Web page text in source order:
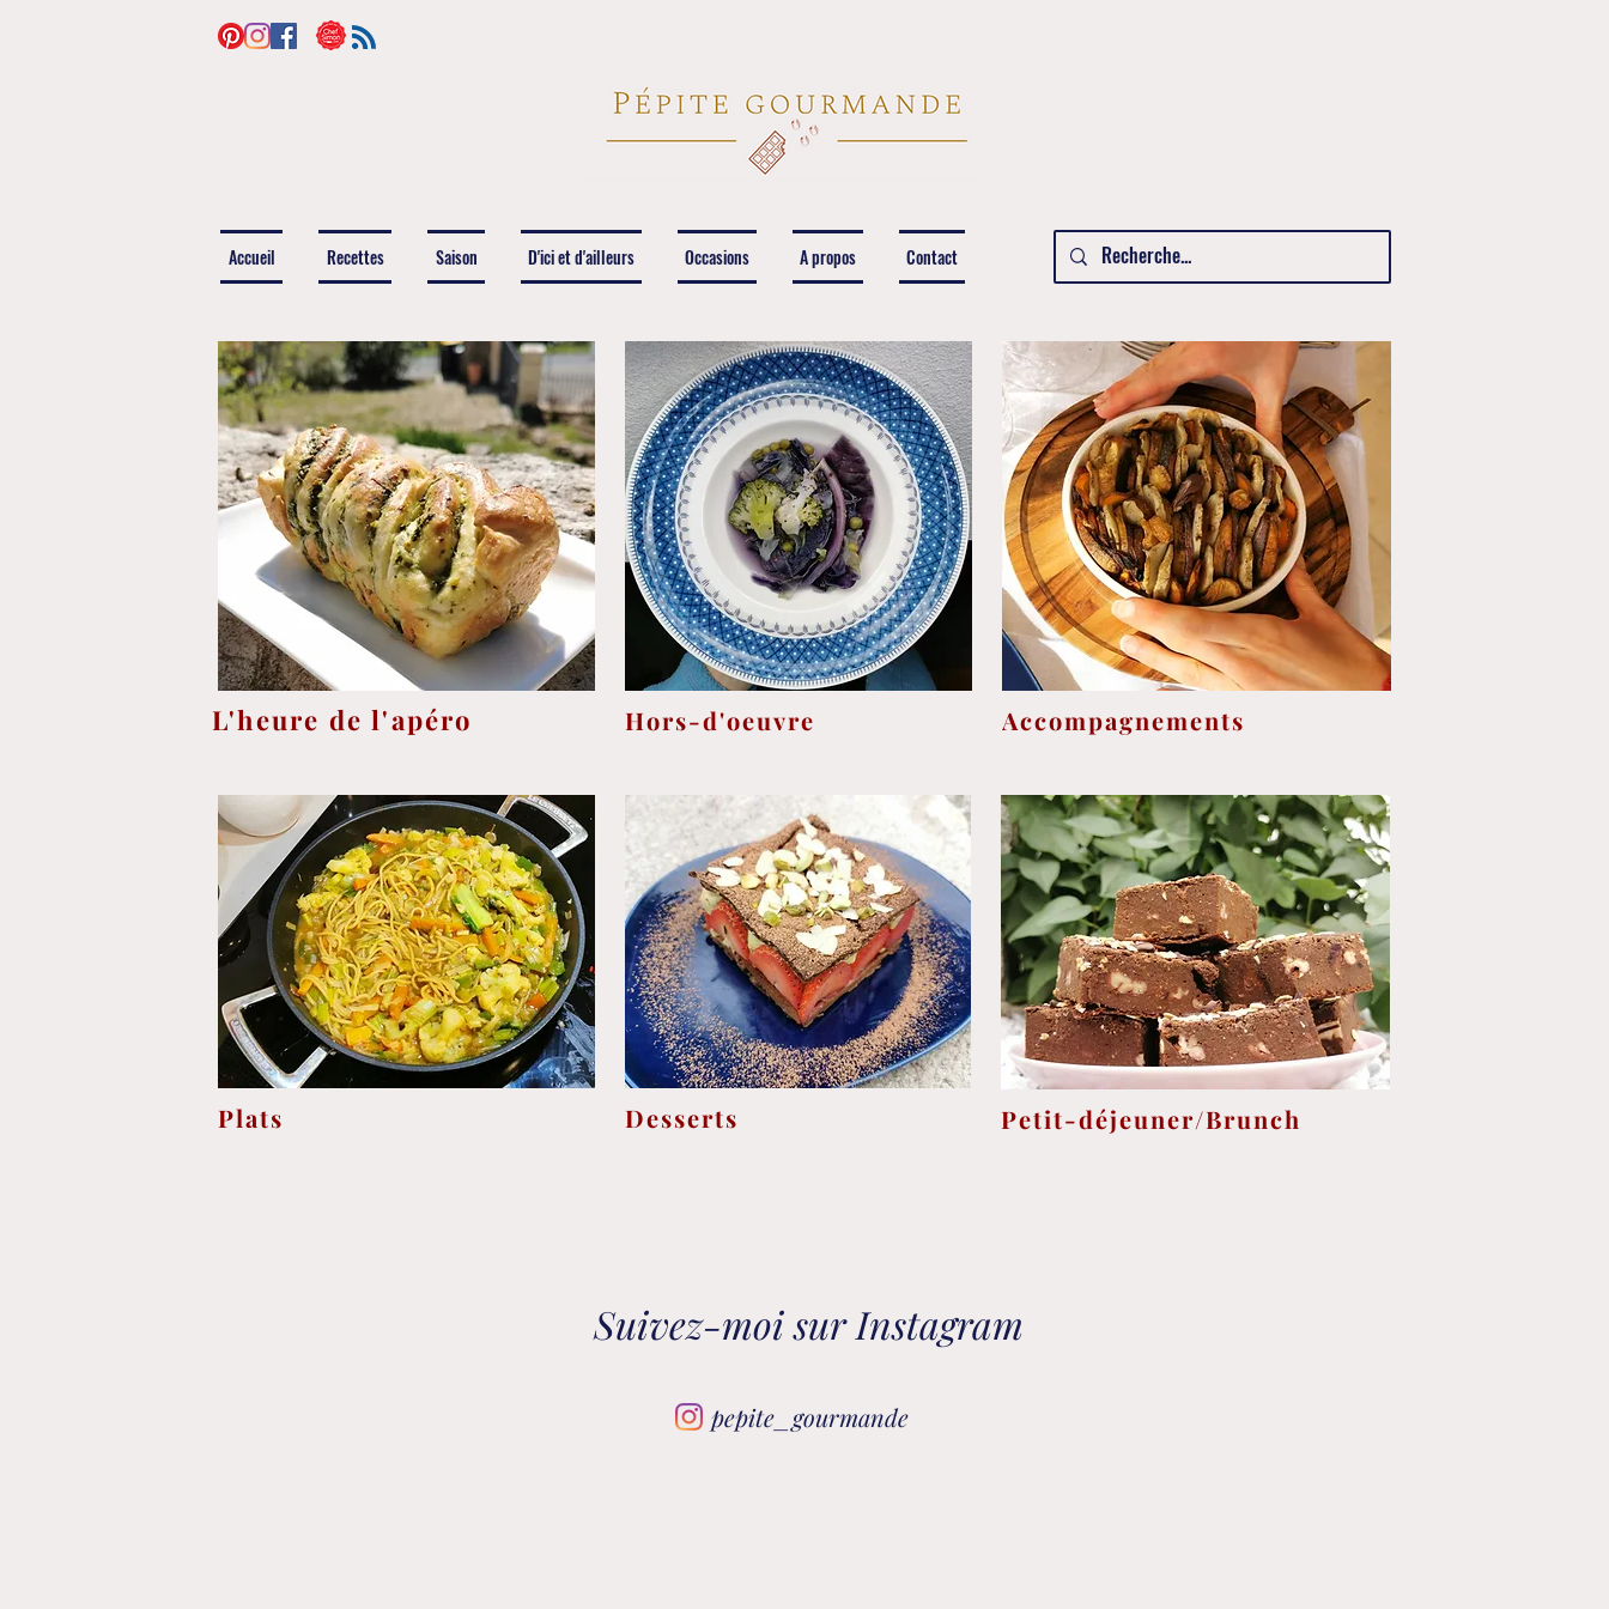
Accueil Recettes Saison D'ici et d'ailleurs Occasions A propos Contact
L'heure de l'apéro
Plats
Hors-d'oeuvre
Desserts
Accompagnements
Petit-déjeuner/Brunch
Suivez-moi sur Instagram
pepite_gourmande